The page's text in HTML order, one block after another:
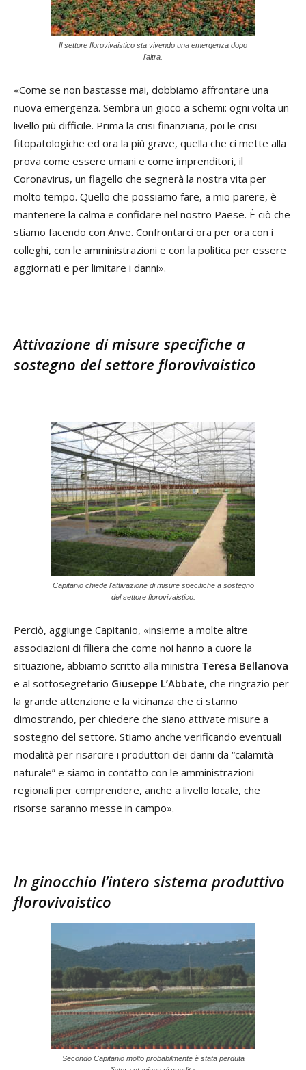
Il settore florovivaistico sta vivendo una emergenza dopo
l'altra.
«Come se non bastasse mai, dobbiamo affrontare una
nuova emergenza. Sembra un gioco a schemi: ogni volta un
livello più difficile. Prima la crisi finanziaria, poi le crisi
fitopatologiche ed ora la più grave, quella che ci mette alla
prova come essere umani e come imprenditori, il
Coronavirus, un flagello che segnerà la nostra vita per
molto tempo. Quello che possiamo fare, a mio parere, è
mantenere la calma e confidare nel nostro Paese. È ciò che
stiamo facendo con Anve. Confrontarci ora per ora con i
colleghi, con le amministrazioni e con la politica per essere
aggiornati e per limitare i danni».
Attivazione di misure specifiche a
sostegno del settore florovivaistico
Capitanio chiede l'attivazione di misure specifiche a sostegno
del settore florovivaistico.
Perciò, aggiunge Capitanio, «insieme a molte altre
associazioni di filiera che come noi hanno a cuore la
situazione, abbiamo scritto alla ministra Teresa Bellanova
e al sottosegretario Giuseppe L’Abbate, che ringrazio per
la grande attenzione e la vicinanza che ci stanno
dimostrando, per chiedere che siano attivate misure a
sostegno del settore. Stiamo anche verificando eventuali
modalità per risarcire i produttori dei danni da “calamità
naturale” e siamo in contatto con le amministrazioni
regionali per comprendere, anche a livello locale, che
risorse saranno messe in campo».
In ginocchio l’intero sistema produttivo
florovivaistico
Secondo Capitanio molto probabilmente è stata perduta